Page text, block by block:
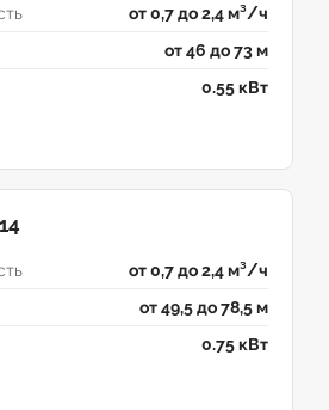
от 0,7 до 2,4 м³/ч
от 46 до 73 м
0.55 кВт
от 0,7 до 2,4 м³/ч
от 49,5 до 78,5 м
0.75 кВт